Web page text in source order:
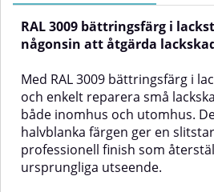
RAL-lackstift är den smidiga
lösningen för mindre
reparationer på möbler, dörrar,
fönster, snickerier och andra
målade föremål. Kulören RAL
3012, även kallad Beige Red, är en
mjuk nyans som tillhör RAL-
systemets kategori Röda
nyanser.✅ Fördelar med RAL
3012 bättringsfärg i lackstiftEnkel
att använda – färdig att applicera
RAL-
varm
tillhör
RAL
RAL 3009 bättringsfärg i
någonsin att åtgärda
Med RAL 3009 bättringsfärg i
och enkelt reparera små
både inomhus och utomhus.
halvblanka färgen ger en
professionell finish som
ursprungliga utseende.